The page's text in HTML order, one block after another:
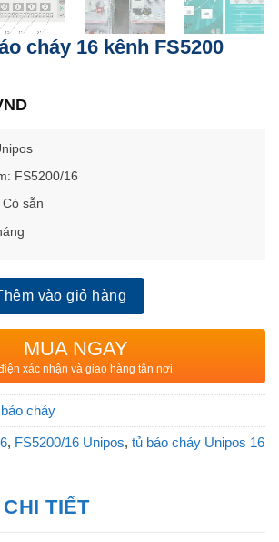
cháy 16 kênh FS5200
FS5200/16
sẵn
16 kênh FS5200 Unipos số lượng
vào giỏ hàng
MUA NGAY
xác nhận và giao hàng tận nơi
cháy
, FS5200/16 Unipos, tủ báo cháy Unipos 16
TIẾT